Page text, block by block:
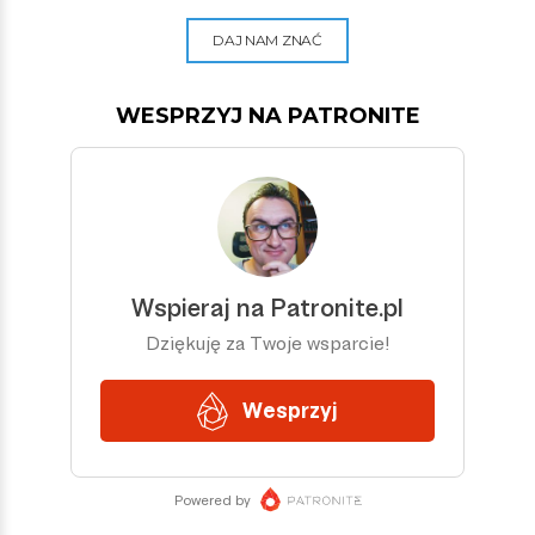
DAJ NAM ZNAĆ
WESPRZYJ NA PATRONITE